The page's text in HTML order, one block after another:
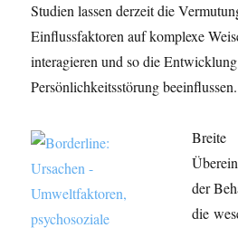
Studien lassen derzeit die
Einflussfaktoren auf komplexe
interagieren und so die
Persönlichkeitsstörung beeinflussen.
Breite
der
die